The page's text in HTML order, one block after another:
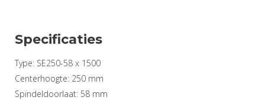
Specificaties
Type: SE250-58 x 1500
Centerhoogte: 250 mm
Spindeldoorlaat: 58 mm